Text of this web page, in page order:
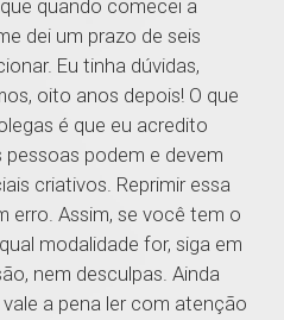
quando comecei a
dei um prazo de seis
Eu tinha dúvidas,
oito anos depois! O que
é que eu acredito
podem e devem
criativos. Reprimir essa
erro. Assim, se você tem o
modalidade for, siga em
nem desculpas. Ainda
a pena ler com atenção